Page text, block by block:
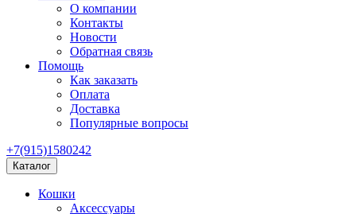
О компании
Контакты
Новости
Обратная связь
Помощь
Как заказать
Оплата
Доставка
Популярные вопросы
+7(915)1580242
Каталог
Кошки
Аксессуары